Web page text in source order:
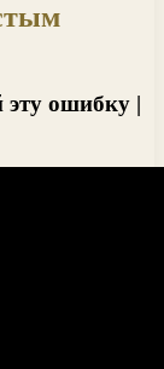
ошибку |